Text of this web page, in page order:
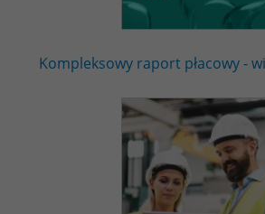
Kompleksowy raport płacowy -